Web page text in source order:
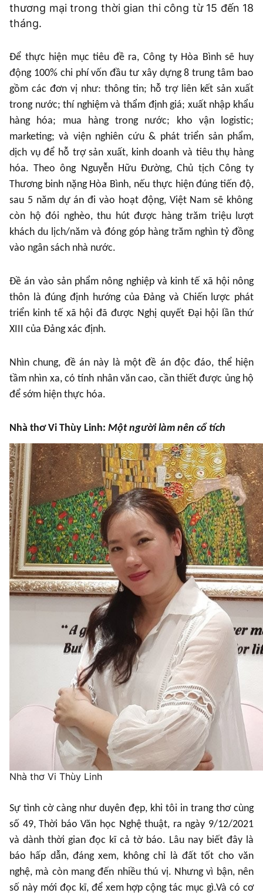
thương mại trong thời gian thi công từ 15 đến 18
tháng.
Để thực hiện mục tiêu đề ra, Công ty Hòa Bình sẽ huy
động 100% chi phí vốn đầu tư xây dựng 8 trung tâm bao
gồm các đơn vị như: thông tin; hỗ trợ liên kết sản xuất
trong nước; thí nghiệm và thẩm định giá; xuất nhập khẩu
hàng hóa; mua hàng trong nước; kho vận logistic;
marketing; và viện nghiên cứu & phát triển sản phẩm,
dịch vụ để hỗ trợ sản xuất, kinh doanh và tiêu thụ hàng
hóa.Theo ông Nguyễn Hữu Đường, Chủ tịch Công ty
Thương binh nặng Hòa Bình, nếu thực hiện đúng tiến độ,
sau 5 năm dự án đi vào hoạt động, Việt Nam sẽ không
còn hộ đói nghèo, thu hút được hàng trăm triệu lượt
khách du lịch/năm và đóng góp hàng trăm nghìn tỷ đồng
vào ngân sách nhà nước.
Đề án vào sản phẩm nông nghiệp và kinh tế xã hội nông
thôn là đúng định hướng của Đảng và Chiến lược phát
triển kinh tế xã hội đã được Nghị quyết Đại hội lần thứ
XIII của Đảng xác định.
Nhìn chung, đề án này là một đề án độc đáo, thể hiện
tầm nhìn xa, có tính nhân văn cao, cần thiết được ủng hộ
để sớm hiện thực hóa.
Nhà thơ Vi Thùy Linh: Một người làm nên cổ tích
Nhà thơ Vi Thùy Linh
Sự tình cờ càng như duyên đẹp, khi tôi in trang thơ cùng
số 49, Thời báo Văn học Nghệ thuật, ra ngày 9/12/2021
và dành thời gian đọc kĩ cả tờ báo. Lâu nay biết đây là
báo hấp dẫn, đáng xem, không chỉ là đất tốt cho văn
nghệ, mà còn mang đến nhiều thú vị. Nhưng vì bận, nên
số này mới đọc kĩ, để xem hợp cộng tác mục gì.Và có cơ